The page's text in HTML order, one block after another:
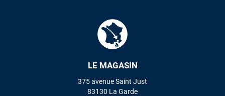
LE MAGASIN
375 avenue Saint Just
83130 La Garde